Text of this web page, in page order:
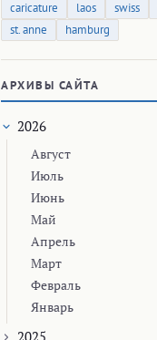
caricature
laos swiss
st. anne
hamburg
АРХИВЫ САЙТА
2026
Август
Июль
Июнь
Май
Апрель
Март
Февраль
Январь